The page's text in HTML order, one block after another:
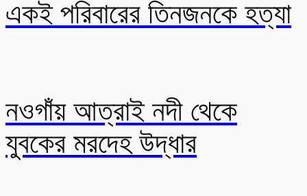
একই পরিবারের তিনজনকে হত্যা
নওগাঁয় আত্রাই নদী থেকে
যুবকের মরদেহ উদ্ধার